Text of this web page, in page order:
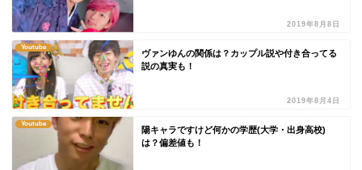
2019年8月8日
Youtube
ヴァンゆんの関係は？カップル説や付き合ってる
説の真実も！
2019年8月4日
Youtube
陽キャラですけど何かの学歴(大学・出身高校)
は？偏差値も！